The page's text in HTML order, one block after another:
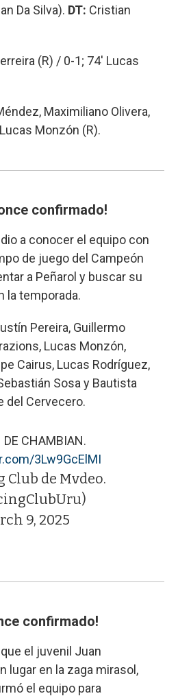
Da Silva). DT: Cristian
(R) / 0-1; 74' Lucas
Maximiliano Olivera,
Monzón (R).
confirmado!
a conocer el equipo con
de juego del Campeón
a Peñarol y buscar su
la temporada.
Pereira, Guillermo
Lucas Monzón,
Cairus, Lucas Rodríguez,
Sosa y Bautista
del Cervecero.
DE CHAMBIAN.
3Lw9GcElMI
Club de Mvdeo.
9, 2025
confirmado!
el juvenil Juan
lugar en la zaga mirasol,
el equipo para